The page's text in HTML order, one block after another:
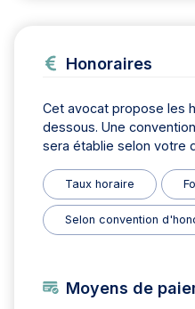
Honoraires
Cet avocat propose les
dessous. Une
sera établie selon votre
Taux horaire
Selon convention
Moyens de